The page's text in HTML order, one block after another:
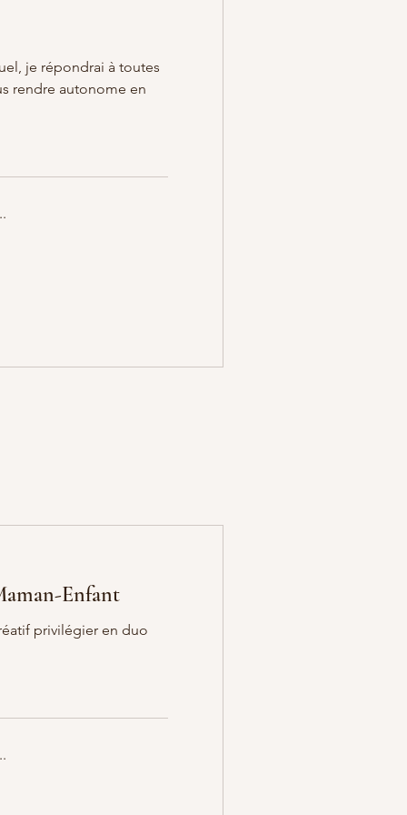
je répondrai à toutes
rendre autonome en
Enfant
privilégier en duo